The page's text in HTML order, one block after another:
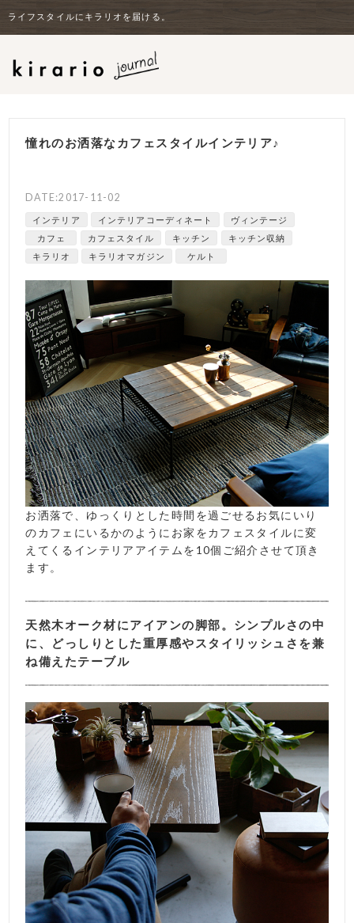
ライフスタイルにキラリオを届ける。
憧れのお洒落なカフェスタイルインテリア♪
DATE:2017-11-02
インテリア インテリアコーディネート
ヴィンテージ
カフェ
カフェスタイル キッチン
キッチン収納
キラリオ
キラリオマガジン ケルト
お洒落で、ゆっくりとした時間を過ごせるお気にいり
のカフェにいるかのようにお家をカフェスタイルに変
えてくるインテリアアイテムを10個ご紹介させて頂き
ます。
天然木オーク材にアイアンの脚部。シンプルさの中
に、どっしりとした重厚感やスタイリッシュさを兼
ね備えたテーブル